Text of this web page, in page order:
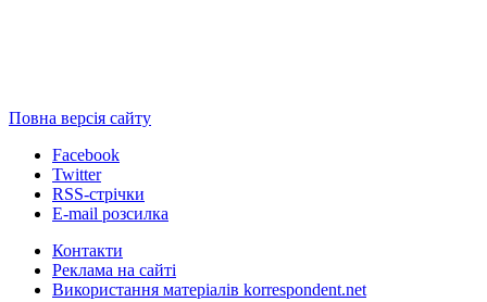
Повна версія сайту
Facebook
Twitter
RSS-стрічки
E-mail розсилка
Контакти
Реклама на сайті
Використання матеріалів korrespondent.net